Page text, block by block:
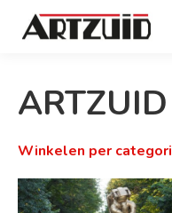
Winkelen per